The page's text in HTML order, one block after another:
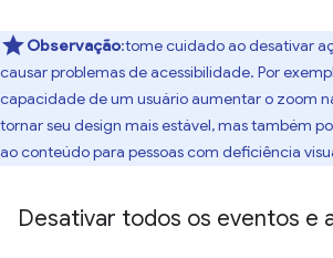
Observação:tome cuidado ao desativar
causar problemas de acessibilidade. Por
capacidade de um usuário aumentar o zoom
tornar seu design mais estável, mas também
ao conteúdo para pessoas com deficiência
Desativar todos os eventos e